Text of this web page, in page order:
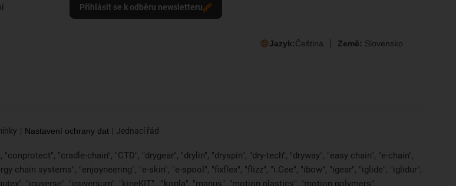
Přihlásit se k odběru newsletteru
Jazyk:Čeština Země: Slovensko
Nastavení ochrany dat Jednací řád
"cradle-chain", "CTD", "drygear", "drylin", "dryspin", "dry-tech", "dryway", "easy chain", "e-chain",
chain systems", "enjoyneering", "e-skin", "e-spool", "fixflex", "flizz", "i.Cee", "ibow", "igear", "iglide", "iglidur",